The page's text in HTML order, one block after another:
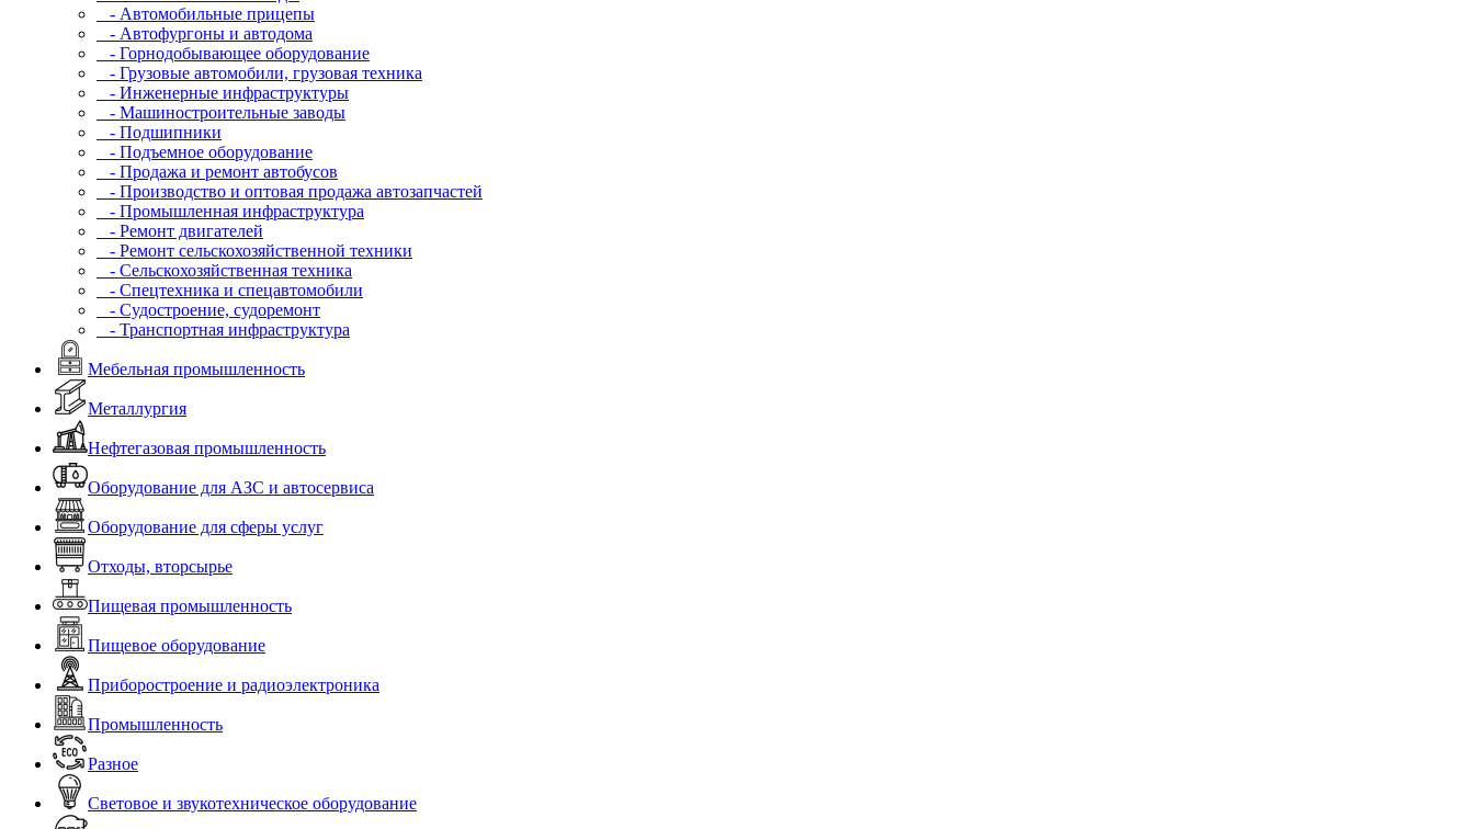
- Автомобильные прицепы
- Автофургоны и автодома
- Горнодобывающее оборудование
- Грузовые автомобили, грузовая техника
- Инженерные инфраструктуры
- Машиностроительные заводы
- Подшипники
- Подъемное оборудование
- Продажа и ремонт автобусов
- Производство и оптовая продажа автозапчастей
- Промышленная инфраструктура
- Ремонт двигателей
- Ремонт сельскохозяйственной техники
- Сельскохозяйственная техника
- Спецтехника и спецавтомобили
- Судостроение, судоремонт
- Транспортная инфраструктура
Мебельная промышленность
Металлургия
Нефтегазовая промышленность
Оборудование для АЗС и автосервиса
Оборудование для сферы услуг
Отходы, вторсырье
Пищевая промышленность
Пищевое оборудование
Приборостроение и радиоэлектроника
Промышленность
Разное
Световое и звукотехническое оборудование